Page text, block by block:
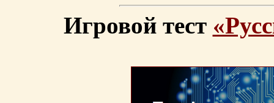
Игровой тест